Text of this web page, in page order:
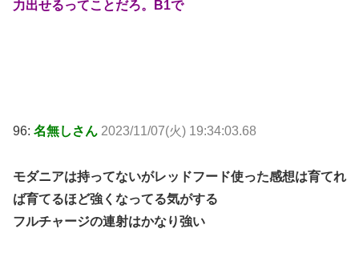
力出せるってことだろ。B1で
96: 名無しさん 2023/11/07(火) 19:34:03.68
モダニアは持ってないがレッドフード使った感想は育てれ
ば育てるほど強くなってる気がする
フルチャージの連射はかなり強い